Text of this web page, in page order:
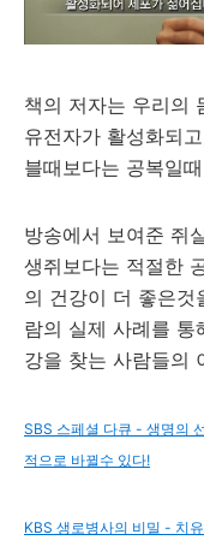
책의 저자는 우리의
유전자가 활성화되
블때보다는 공복일
방송에서 보여준 쥐
생쥐보다는 적절한
의 건강이 더 좋은것
람의 실제 사례를 통
강을 찾는 사람들의
SBS 스페셜 다큐 - 생명의
적으로 바뀔수 있다!
KBS 생로병사의 비밀 - 치